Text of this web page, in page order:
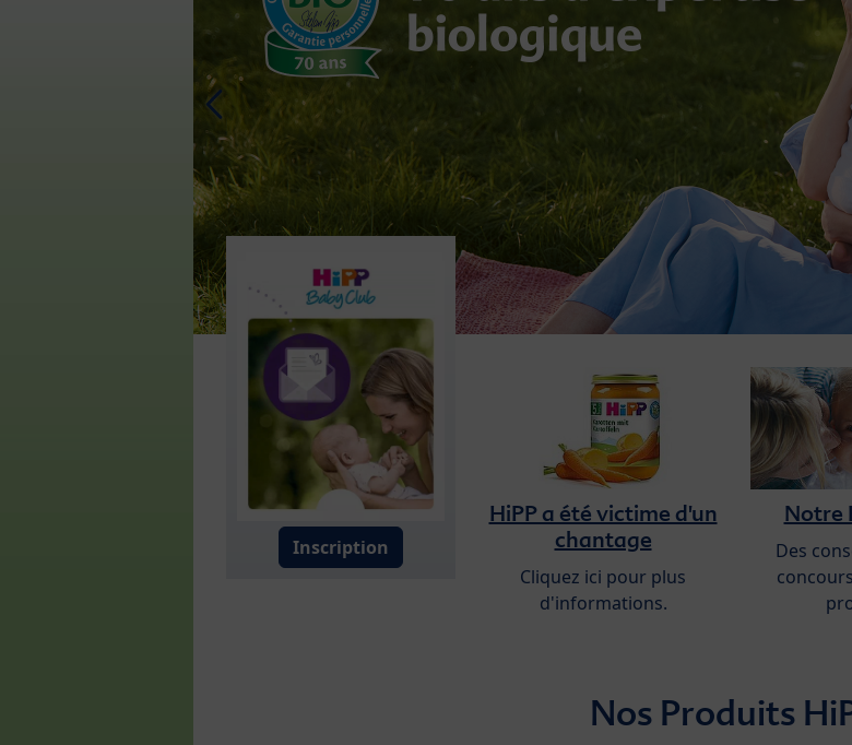
Prev
Inscription
HiPP a été victime d'un
chantage
Cliquez ici pour plus
d'informations.
Notre
Des
Nos Produits